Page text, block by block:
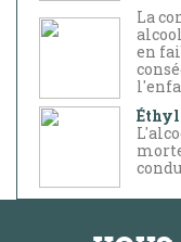
La
en